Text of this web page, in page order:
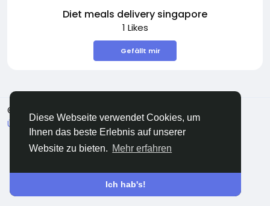
Diese Webseite verwendet Cookies, um
Ihnen das beste Erlebnis auf unserer
Website zu bieten. Mehr erfahren
Ich hab's!
Diet meals delivery singapore
1 Likes
Gefällt mir
© 2026 Sngine
Über Bedingungen Datenschutz Kontaktiere uns
Verzeichnis